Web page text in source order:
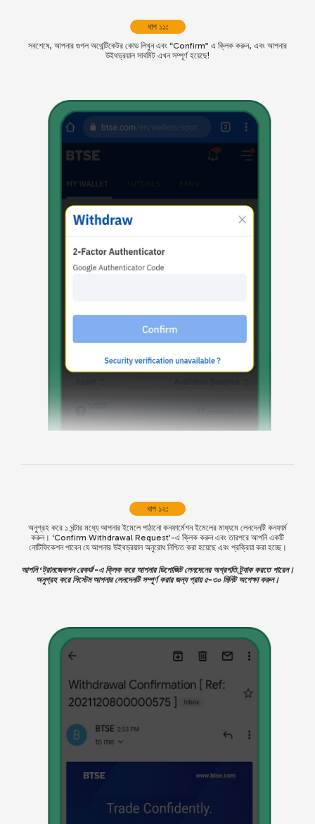
ধাপ ১১:
সবশেষে, আপনার গুগল অথেন্টিকেটর কোড লিখুন এবং “Confirm” এ ক্লিক করুন, এবং আপনার
উইথড্রয়াল সাবমিট এখন সম্পূর্ণ হয়েছে!
ধাপ ১২:
অনুগ্রহ করে ১ ঘন্টার মধ্যে আপনার ইমেলে পাঠানো কনফার্মেশন ইমেলের মাধ্যমে লেনদেনটি কনফার্ম
করুন। ‘Confirm Withdrawal Request’-এ ক্লিক করুন এবং তারপরে আপনি একটি
নোটিফিকেশন পাবেন যে আপনার উইথড্রয়াল অনুরোধ নিশ্চিত করা হয়েছে এবং প্রক্রিয়া করা হচ্ছে।
আপনি ‘ট্রানজেকশন রেকর্ড’-এ ক্লিক করে আপনার ডিপোজিট লেনদেনের অগ্রগতি ট্র্যাক করতে পারেন।
অনুগ্রহ করে সিস্টেম আপনার লেনদেনটি সম্পূর্ণ করার জন্য প্রায় ৫-৩০ মিনিট অপেক্ষা করুন।